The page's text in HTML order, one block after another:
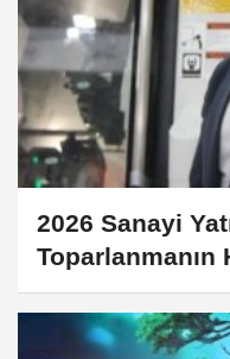
2026 Sanayi
Toparlanmanın
Olabilir